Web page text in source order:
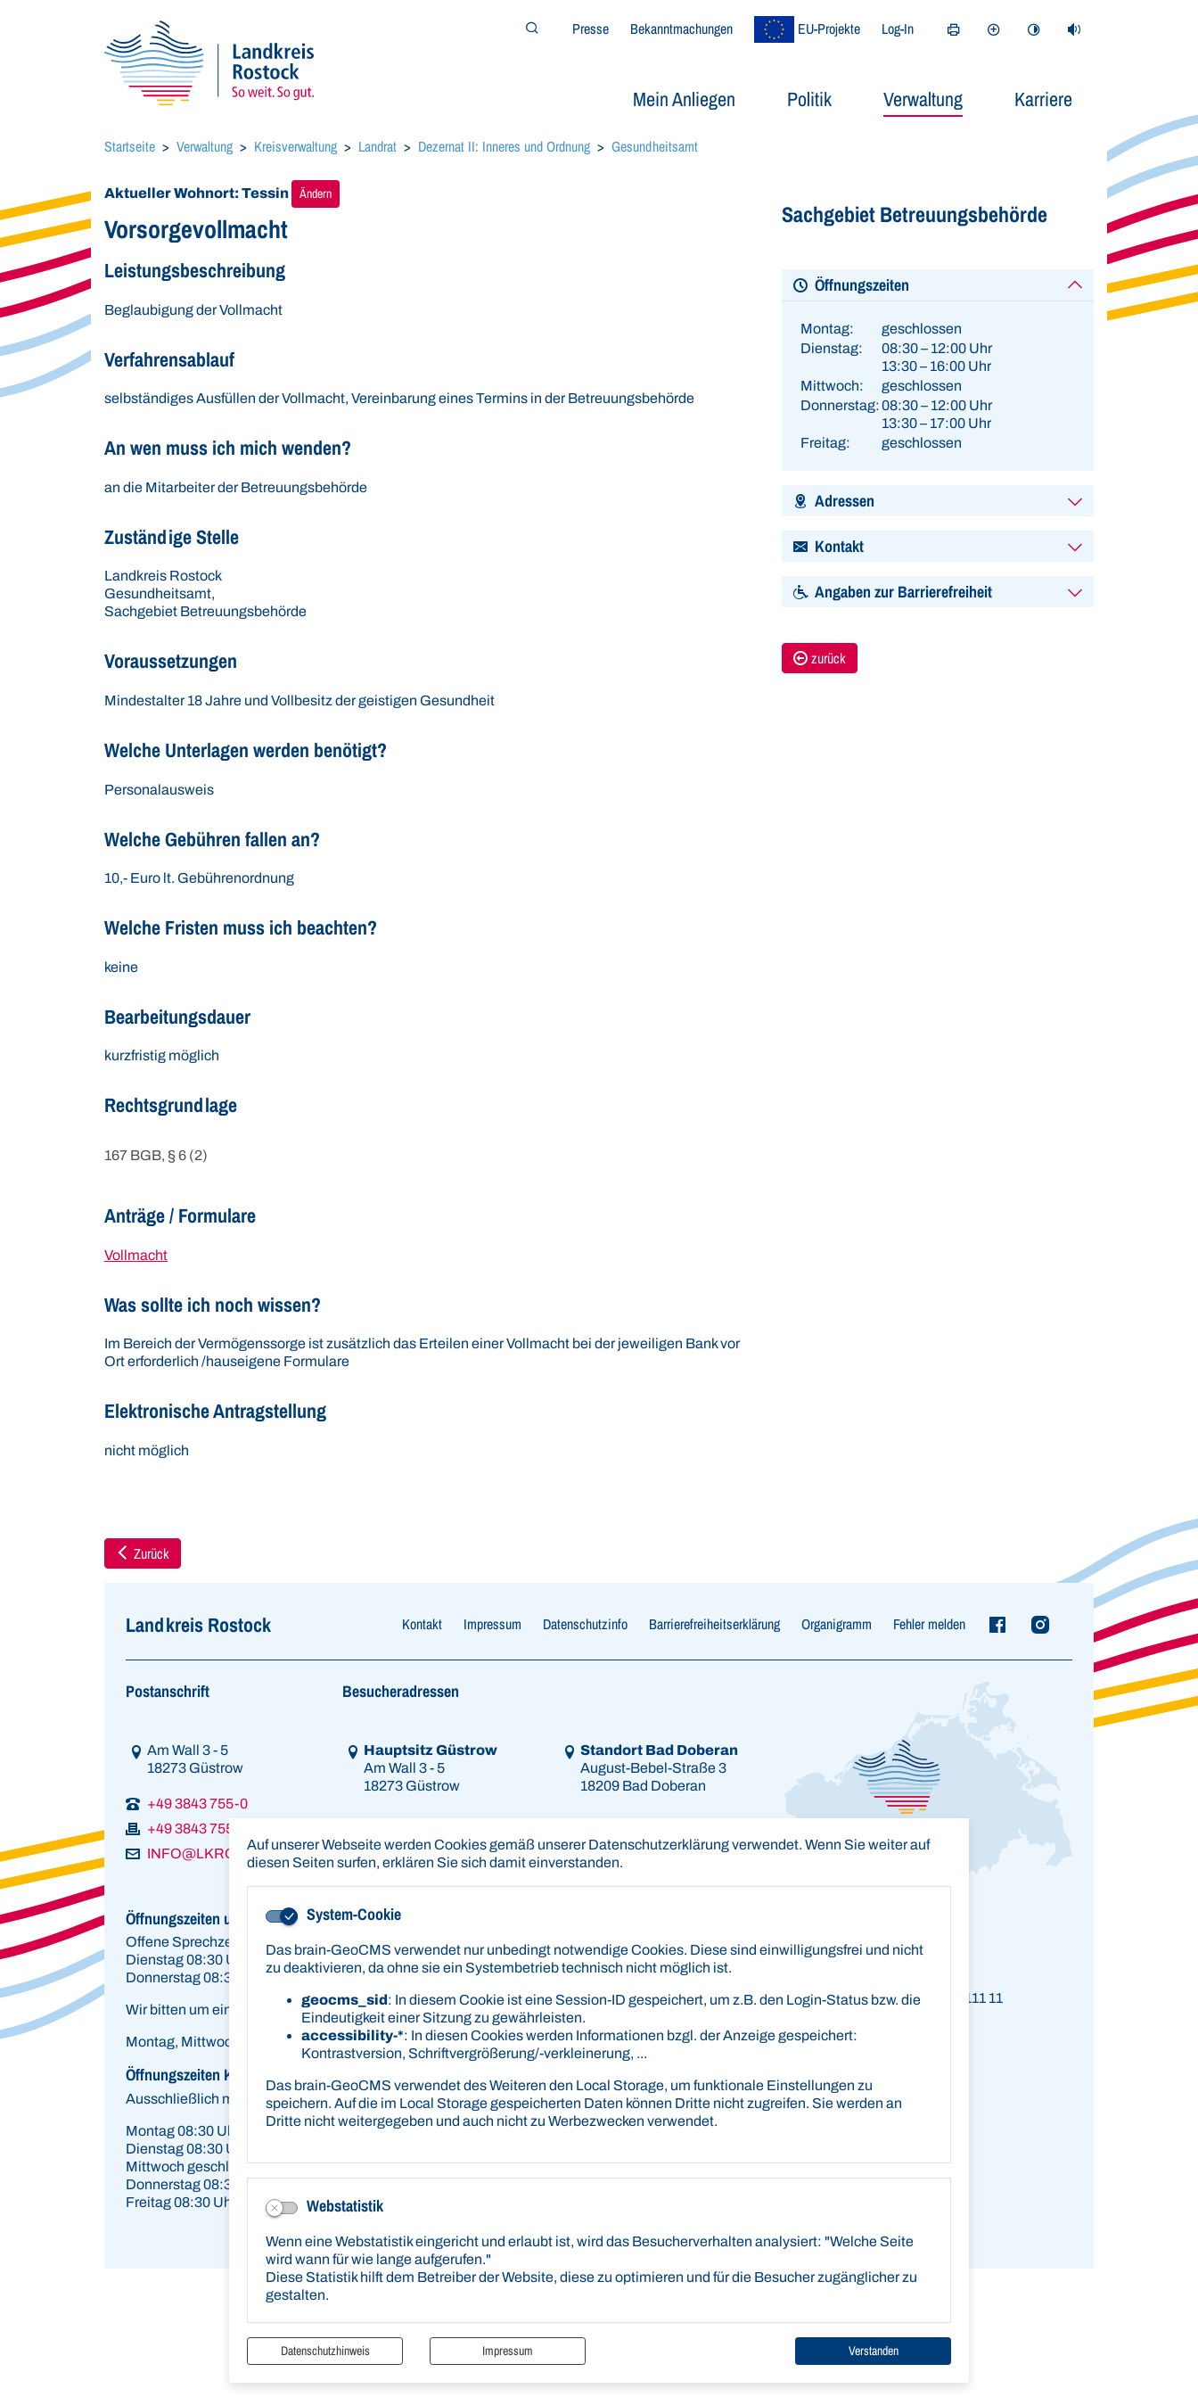
Auf unserer Webseite werden Cookies gemäß unserer Datenschutzerklärung verwendet. Wenn Sie weiter auf
diesen Seiten surfen, erklären Sie sich damit einverstanden.
System-Cookie
Das brain-GeoCMS verwendet nur unbedingt notwendige Cookies. Diese sind einwilligungsfrei und nicht
zu deaktivieren, da ohne sie ein Systembetrieb technisch nicht möglich ist.
geocms_sid: In diesem Cookie ist eine Session-ID gespeichert, um z.B. den Login-Status bzw. die
Eindeutigkeit einer Sitzung zu gewährleisten.
accessibility-*: In diesen Cookies werden Informationen bzgl. der Anzeige gespeichert:
Kontrastversion, Schriftvergrößerung/-verkleinerung, ...
Das brain-GeoCMS verwendet des Weiteren den Local Storage, um funktionale Einstellungen zu
speichern. Auf die im Local Storage gespeicherten Daten können Dritte nicht zugreifen. Sie werden an
Dritte nicht weitergegeben und auch nicht zu Werbezwecken verwendet.
Webstatistik
Wenn eine Webstatistik eingericht und erlaubt ist, wird das Besucherverhalten analysiert: "Welche Seite
wird wann für wie lange aufgerufen."
Diese Statistik hilft dem Betreiber der Website, diese zu optimieren und für die Besucher zugänglicher zu
gestalten.
Datenschutzhinweis Impressum Verstanden
Presse Bekanntmachungen EU-Projekte Log-In Seite drucken Kontrastmodus aktivieren
Seite vorlesen
Mein Anliegen Politik Verwaltung Karriere
Startseite Verwaltung Kreisverwaltung Landrat Dezernat II: Inneres und Ordnung Gesundheitsamt
Aktueller Wohnort: Tessin Ändern
Vorsorgevollmacht
Leistungsbeschreibung
Beglaubigung der Vollmacht
Verfahrensablauf
selbständiges Ausfüllen der Vollmacht, Vereinbarung eines Termins in der Betreuungsbehörde
An wen muss ich mich wenden?
an die Mitarbeiter der Betreuungsbehörde
Zuständige Stelle
Landkreis Rostock
Gesundheitsamt,
Sachgebiet Betreuungsbehörde
Voraussetzungen
Mindestalter 18 Jahre und Vollbesitz der geistigen Gesundheit
Welche Unterlagen werden benötigt?
Personalausweis
Welche Gebühren fallen an?
10,- Euro lt. Gebührenordnung
Welche Fristen muss ich beachten?
keine
Bearbeitungsdauer
kurzfristig möglich
Rechtsgrundlage
167 BGB, § 6 (2)
Anträge / Formulare
Vollmacht
Was sollte ich noch wissen?
Im Bereich der Vermögenssorge ist zusätzlich das Erteilen einer Vollmacht bei der jeweiligen Bank vor
Ort erforderlich /hauseigene Formulare
Elektronische Antragstellung
nicht möglich
Sachgebiet Betreuungsbehörde
Öffnungszeiten
Montag:
geschlossen
Dienstag:
08:30 – 12:00 Uhr
13:30 – 16:00 Uhr
Mittwoch:
geschlossen
Donnerstag:08:30 – 12:00 Uhr
13:30 – 17:00 Uhr
Freitag:
geschlossen
Adressen
Kontakt
Angaben zur Barrierefreiheit
zurück
Zurück
Landkreis Rostock Kontakt Impressum Datenschutzinfo Barrierefreiheitserklärung Organigramm Fehler melden
Postanschrift
Link zur Google-Maps Navigation
Am Wall 3 - 5
18273 Güstrow
+49 3843 755-0
+49 3843 755-10800
INFO@LKROS.DE
Besucheradressen
Link zur Google-Maps Navigation
Hauptsitz Güstrow
Am Wall 3 - 5
18273 Güstrow
Link zur Google-Maps Navigation
Standort Bad Doberan
August-Bebel-Straße 3
18209 Bad Doberan
Öffnungszeiten und Service
Offene Sprechzeiten (außer Kfz-Zulassung und Fahrerlaubnisbehörde):
Dienstag 08:30 Uhr - 12:00 Uhr und 13:30 Uhr - 16:00 Uhr
Donnerstag 08:30 Uhr - 12:00 Uhr und 13:30 Uhr - 17:00 Uhr
Wir bitten um eine Vereinbarung von Terminen, um die Bearbeitung der Anliegen zu beschleunigen.
Montag, Mittwoch, Freitag - Nur mit Termin
Öffnungszeiten Kfz-Zulassung und Fahrerlaubnisbehörde
Ausschließlich mit Termin.
Montag 08:30 Uhr - 12:00 Uhr
Dienstag 08:30 Uhr - 12:00 Uhr und 13:30 Uhr - 18:00 Uhr
Mittwoch geschlossen
Donnerstag 08:30 Uhr - 12:00 Uhr und 13:30 Uhr - 16:00 Uhr
Freitag 08:30 Uhr - 12:00 Uhr
Bankverbindung
IBANDE58 1305 0000 0605 1111 11